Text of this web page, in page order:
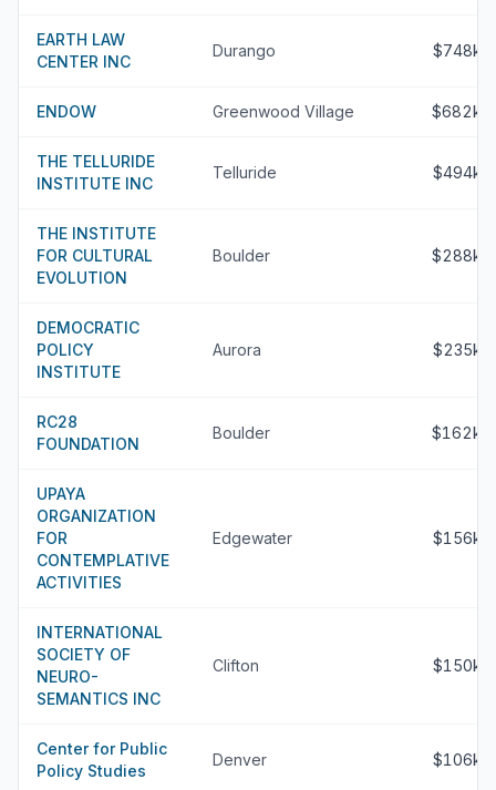
EARTH LAW
CENTER INC
Durango $748k
ENDOW Greenwood Village $682k
THE TELLURIDE
INSTITUTE INC
Telluride $494k
THE INSTITUTE
FOR CULTURAL
EVOLUTION
Boulder $288k
DEMOCRATIC
POLICY
INSTITUTE
Aurora $235k
RC28
FOUNDATION
Boulder $162k
UPAYA
ORGANIZATION
FOR
CONTEMPLATIVE
ACTIVITIES
Edgewater $156k
INTERNATIONAL
SOCIETY OF
NEURO-
SEMANTICS INC
Clifton $150k
Center for Public
Policy Studies
Denver $106k